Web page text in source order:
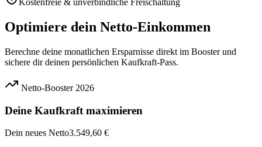
Kostenfreie & unverbindliche Freischaltung
Optimiere dein Netto-Einkommen
Berechne deine monatlichen Ersparnisse direkt im Booster und
sichere dir deinen persönlichen Kaufkraft-Pass.
Netto-Booster 2026
Deine Kaufkraft maximieren
Dein neues Netto3.549,60 €